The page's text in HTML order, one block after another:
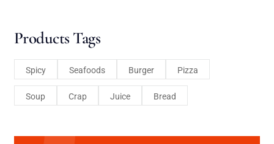
Products Tags
Spicy Seafoods Burger Pizza
Soup Crap Juice Bread